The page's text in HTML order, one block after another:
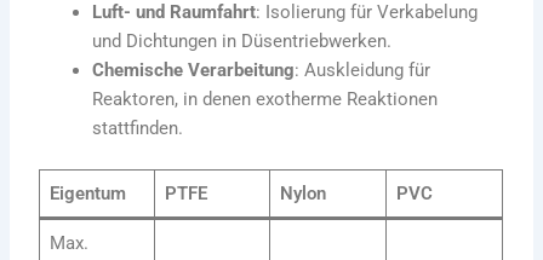
Luft- und Raumfahrt: Isolierung für Verkabelung
und Dichtungen in Düsentriebwerken.
Chemische Verarbeitung: Auskleidung für
Reaktoren, in denen exotherme Reaktionen
stattfinden.
Eigentum PTFE Nylon PVC
Max.